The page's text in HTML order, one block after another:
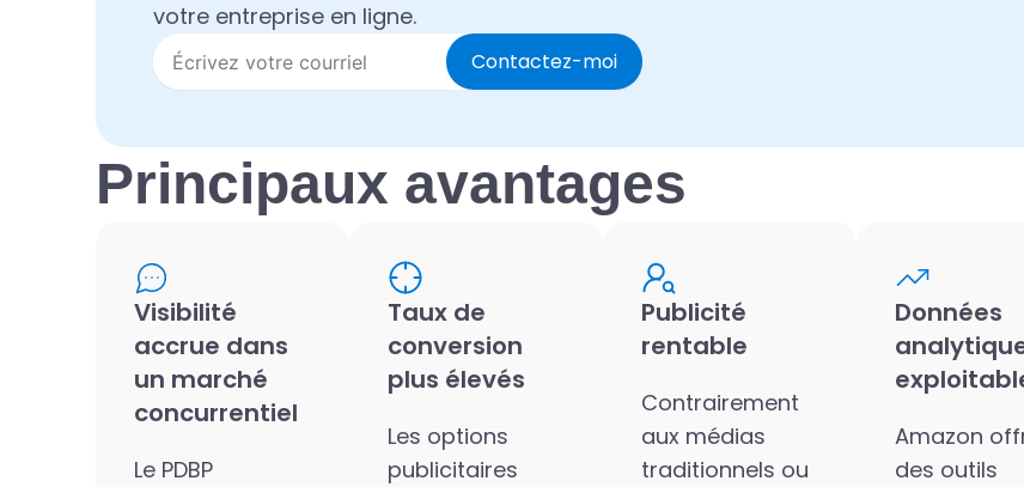
votre entreprise en ligne.
Contactez-moi
Principaux avantages
Visibilité
accrue dans
un marché
concurrentiel
Le PDBP
Taux de
conversion
plus élevés
Les options
publicitaires
Publicité
rentable
Contrairement
aux médias
traditionnels ou
Données
Amazon
des outils